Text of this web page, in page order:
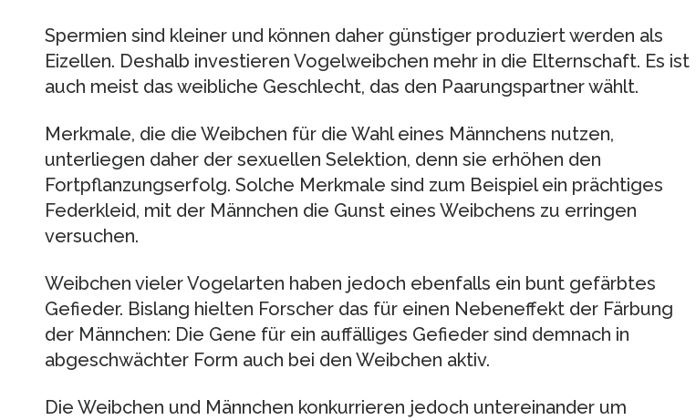
Spermien sind kleiner und können daher günstiger produziert werden als
Eizellen. Deshalb investieren Vogelweibchen mehr in die Elternschaft. Es ist
auch meist das weibliche Geschlecht, das den Paarungspartner wählt.
Merkmale, die die Weibchen für die Wahl eines Männchens nutzen,
unterliegen daher der sexuellen Selektion, denn sie erhöhen den
Fortpflanzungserfolg. Solche Merkmale sind zum Beispiel ein prächtiges
Federkleid, mit der Männchen die Gunst eines Weibchens zu erringen
versuchen.
Weibchen vieler Vogelarten haben jedoch ebenfalls ein bunt gefärbtes
Gefieder. Bislang hielten Forscher das für einen Nebeneffekt der Färbung
der Männchen: Die Gene für ein auffälliges Gefieder sind demnach in
abgeschwächter Form auch bei den Weibchen aktiv.
Die Weibchen und Männchen konkurrieren jedoch untereinander um